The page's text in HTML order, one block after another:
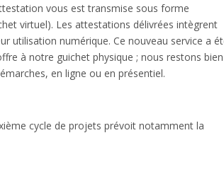
vous est transmise sous forme
virtuel). Les attestations délivrées intègrent
utilisation numérique. Ce nouveau service a
à notre guichet physique ; nous restons bien
en ligne ou en présentiel.
cycle de projets prévoit notamment la